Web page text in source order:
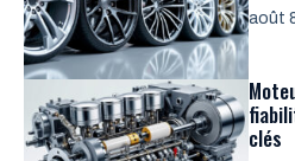
août
clés